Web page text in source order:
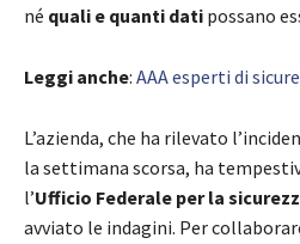
né quali e quanti dati possano
Leggi anche: AAA esperti di
L’azienda, che ha rilevato
la settimana scorsa, ha
l’Ufficio Federale per la
avviato le indagini. Per